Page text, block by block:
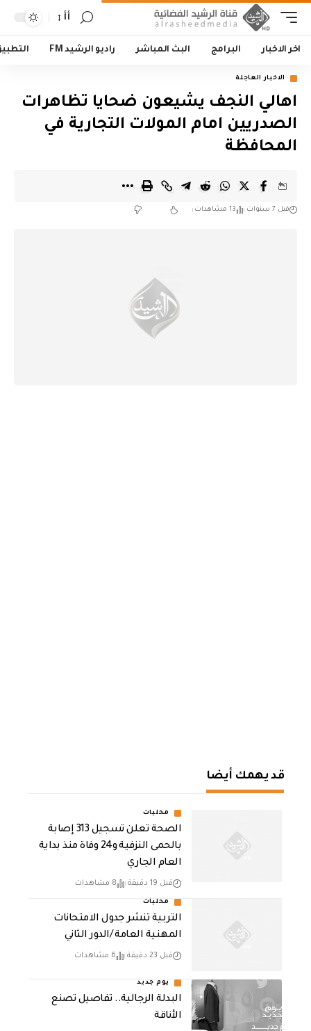
أأ
اخر الاخبار البرامج البث المباشر راديو الرشيد FM
الاخبار العاجلة
اهالي النجف يشيعون ضحايا تظاهرات
الصدريين امام المولات التجارية في
المحافظة
قبل 7 سنوات 13 مشاهدات
قد يهمك أيضا
محليات
الصحة تعلن تسجيل 313 إصابة
بالحمى النزفية و24 وفاة منذ بداية
العام الجاري
قبل 19 دقيقة 8 مشاهدات
محليات
التربية تنشر جدول الامتحانات
المهنية العامة /الدور الثاني
قبل 23 دقيقة 6 مشاهدات
يوم جديد
البدلة الرجالية.. تفاصيل تصنع
الأناقة